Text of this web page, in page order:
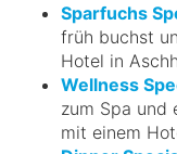
Sparfuchs
früh buchst
Hotel in
Wellness
zum Spa und
mit einem